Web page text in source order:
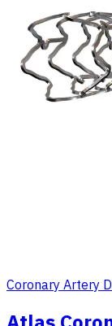
Coronary Artery